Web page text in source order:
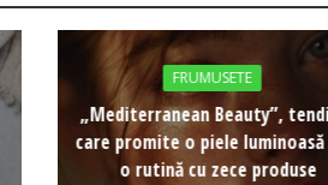
FRUMUSETE
„Mediterranean Beauty”,
care promite o piele
o rutină cu zece produse